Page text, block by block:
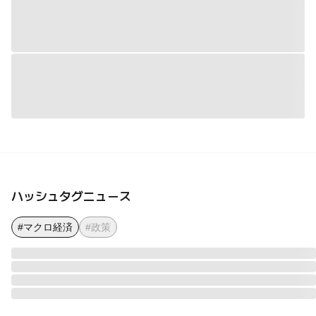
ハッシュタグニュース
#マクロ経済 #政策